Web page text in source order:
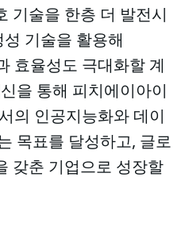
기술을 한층 더 발전시
기술을 활용해
효율성도 극대화할 계
을 통해 피치에이아이
의 인공지능화와 데이
목표를 달성하고, 글로
갖춘 기업으로 성장할